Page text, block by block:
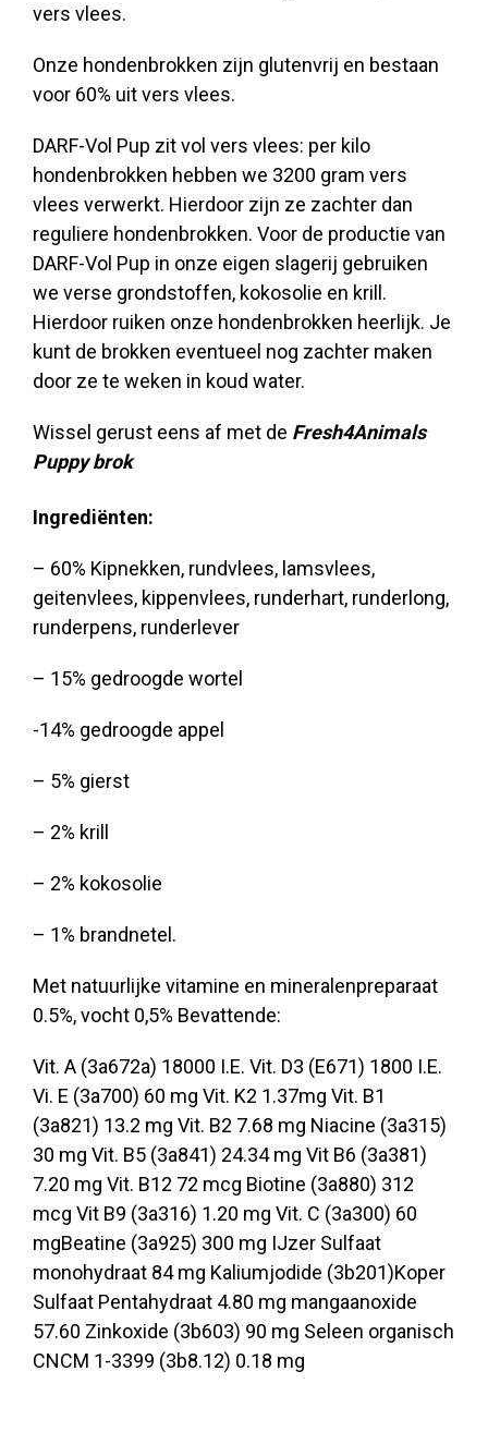
vers vlees.
Onze hondenbrokken zijn glutenvrij en bestaan
voor 60% uit vers vlees.
DARF-Vol Pup zit vol vers vlees: per kilo
hondenbrokken hebben we 3200 gram vers
vlees verwerkt. Hierdoor zijn ze zachter dan
reguliere hondenbrokken. Voor de productie van
DARF-Vol Pup in onze eigen slagerij gebruiken
we verse grondstoffen, kokosolie en krill.
Hierdoor ruiken onze hondenbrokken heerlijk. Je
kunt de brokken eventueel nog zachter maken
door ze te weken in koud water.
Wissel gerust eens af met de Fresh4Animals
Puppy brok
Ingrediënten:
– 60% Kipnekken, rundvlees, lamsvlees,
geitenvlees, kippenvlees, runderhart, runderlong,
runderpens, runderlever
– 15% gedroogde wortel
-14% gedroogde appel
– 5% gierst
– 2% krill
– 2% kokosolie
– 1% brandnetel.
Met natuurlijke vitamine en mineralenpreparaat
0.5%, vocht 0,5% Bevattende:
Vit. A (3a672a) 18000 I.E. Vit. D3 (E671) 1800 I.E.
Vi. E (3a700) 60 mg Vit. K2 1.37mg Vit. B1
(3a821) 13.2 mg Vit. B2 7.68 mg Niacine (3a315)
30 mg Vit. B5 (3a841) 24.34 mg Vit B6 (3a381)
7.20 mg Vit. B12 72 mcg Biotine (3a880) 312
mcg Vit B9 (3a316) 1.20 mg Vit. C (3a300) 60
mgBeatine (3a925) 300 mg IJzer Sulfaat
monohydraat 84 mg Kaliumjodide (3b201)Koper
Sulfaat Pentahydraat 4.80 mg mangaanoxide
57.60 Zinkoxide (3b603) 90 mg Seleen organisch
CNCM 1-3399 (3b8.12) 0.18 mg